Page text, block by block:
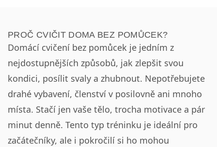
PROČ CVIČIT DOMA BEZ POMŮCEK?
Domácí cvičení bez pomůcek je jedním z
nejdostupnějších způsobů, jak zlepšit svou
kondici, posílit svaly a zhubnout. Nepotřebujete
drahé vybavení, členství v posilovně ani mnoho
místa. Stačí jen vaše tělo, trocha motivace a pár
minut denně. Tento typ tréninku je ideální pro
začátečníky, ale i pokročilí si ho mohou